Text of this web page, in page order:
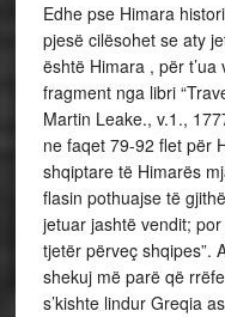
Edhe pse Himara
pjesë cilësohet se aty
është Himara , për
fragment nga libri
Martin Leake., v.1.,
ne faqet 79-92 flet për
shqiptare të Himarës
flasin pothuajse të
jetuar jashtë vendit;
tjetër përveç shqipes”.
shekuj më parë që
s’kishte lindur Greqia